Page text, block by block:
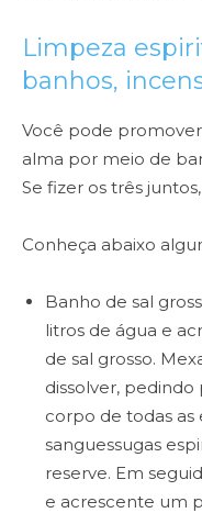
Limpeza
banhos,
Você pode
alma por meio de
Se fizer os três
Conheça abaixo
Banho de sal
litros de água e
de sal grosso.
dissolver, pedindo
corpo de todas as
sanguessugas
reserve. Em
e acrescente um